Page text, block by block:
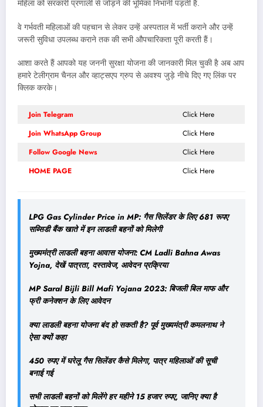
महिला को सरकारी प्रणाली से जोड़ने की भूमिका निभानी पड़ती है.
वे गर्भवती महिलाओं की पहचान से लेकर उन्हें अस्पताल में भर्ती कराने और उन्हें
जरूरी सुविधा उपलब्ध कराने तक की सभी औपचारिकता पूरी करती हैं।
आशा करते हैं आपको यह जननी सुरक्षा योजना की जानकारी मिल चुकी है अब आप
हमारे टेलीग्राम चैनल और व्हाट्सएप ग्रुप से अवश्य जुड़े नीचे दिए गए लिंक पर
क्लिक करके।
Join Telegram
Click Here
Join WhatsApp Group
Click Here
Follow Google News
Click Here
HOME PAGE
Click Here
LPG Gas Cylinder Price in MP: गैस सिलेंडर के लिए 681 रूपए
सब्सिडी बैंक खाते में इन लाडली बहनों को मिलेगी
मुख्यमंत्री लाडली बहना आवास योजना: CM Ladli Bahna Awas
Yojna, देखें पात्रता, दस्तावेज, आवेदन प्रक्रिया
MP Saral Bijli Bill Mafi Yojana 2023: बिजली बिल माफ और
फ्री कनेक्शन के लिए आवेदन
क्या लाडली बहना योजना बंद हो सकती है? पूर्व मुख्यमंत्री कमलनाथ ने
ऐसा क्यों कहा
450 रुपए में घरेलू गैस सिलेंडर कैसे मिलेगा, पात्र महिलाओं की सूची
बनाई गई
सभी लाडली बहनों को मिलेंगे हर महीने 15 हजार रुपए, जानिए क्या है